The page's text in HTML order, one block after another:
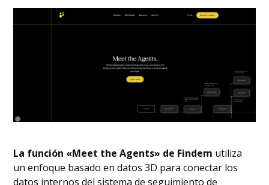
La función «Meet the Agents» de Findem utiliza
un enfoque basado en datos 3D para conectar los
datos internos del sistema de seguimiento de